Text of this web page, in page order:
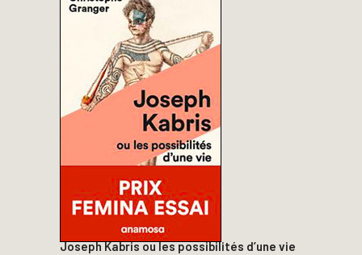
Joseph Kabris ou les possibilités d’une vie